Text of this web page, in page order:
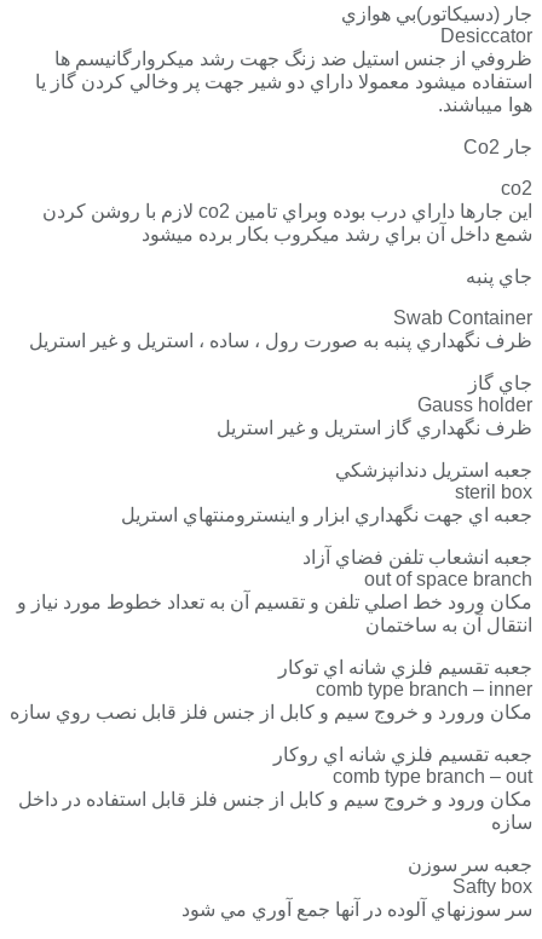
جار (دسيكاتور)بي هوازي
Desiccator
ظروفي از جنس استيل ضد زنگ جهت رشد ميكروارگانيسم ها
استفاده ميشود معمولا داراي دو شير جهت پر وخالي كردن گاز يا
هوا ميباشند.
جار Co2
co2
اين جارها داراي درب بوده وبراي تامين co2 لازم با روشن كردن
شمع داخل آن براي رشد ميكروب بكار برده ميشود
جاي پنبه
Swab Container
ظرف نگهداري پنبه به صورت رول ، ساده ، استريل و غير استريل
جاي گاز
Gauss holder
ظرف نگهداري گاز استريل و غير استريل
جعبه استريل دندانپزشكي
steril box
جعبه اي جهت نگهداري ابزار و اينسترومنتهاي استريل
جعبه انشعاب تلفن فضاي آزاد
out of space branch
مكان ورود خط اصلي تلفن و تقسيم آن به تعداد خطوط مورد نياز و
انتقال آن به ساختمان
جعبه تقسيم فلزي شانه اي توكار
comb type branch – inner
مكان ورورد و خروج سيم و كابل از جنس فلز قابل نصب روي سازه
جعبه تقسيم فلزي شانه اي روكار
comb type branch – out
مكان ورود و خروج سيم و كابل از جنس فلز قابل استفاده در داخل
سازه
جعبه سر سوزن
Safty box
سر سوزنهاي آلوده در آنها جمع آوري مي شود